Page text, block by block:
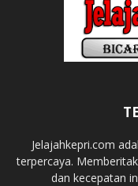
Jelajahkepri.com
terpercaya.
dan kecepatan